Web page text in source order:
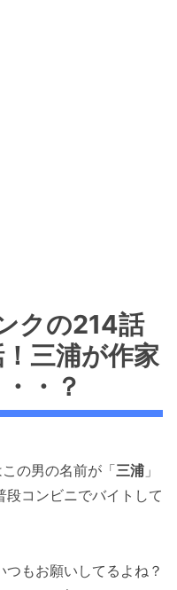
クの214話
三浦が作家
・？
の男の名前が「三浦 」
コンビニでバイトして
もお願いしてるよね？